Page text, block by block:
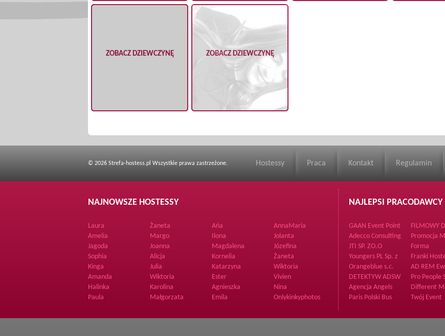
ZOBACZ DZIEWCZYNĘ ZOBACZ DZIEWCZYNĘ
© 2026 Strefa-hostess.pl Wszystkie prawa zastrzeżone. Hostessy Praca Kontakt Regulamin
NAJNOWSZE HOSTESSY
Laura Żaneta Ańa
AnnaMaria
Amelia
Margo Ilona
Jolanta
Jagoda
Joanna Magdalena
Józefina
Sophia
Alicja Kornelia
Żaneta
Kinga
Julia Katarzyna
Wiktoria
Amanda
Wiktoria Ester
Vivien
Halinka
Karolina Agnieszka
Nina
Paula
Małgorzata Emila Onlykinkyphotos
NAJLEPSI PRACODAWCY
GAAN Event Point
FILMOWY
Adecco Consulting
Sp. z o.o.
Promocja
JTI SP. ZO.O
Forma
Youngers PL Sp. z
o.o.
Franki
Przodków
Orangeblue s.c.
AD REM
Ochman
DETEKTYW ADSW
Pro People
Agencja Angels
Different
Paris Polski Bus
Twój Event